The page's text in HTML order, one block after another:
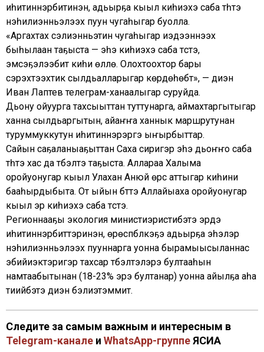
иһитиннэрбитинэн, адьырҕа кыыл киһиэхэ саба түһүүтэ
нэһилиэнньэлээх пуун чугаһыгар буолла.
«Аргахтах сэлиэнньэтин чугаһыгар иэдээннээх
быһылаан таҕыста — эһэ киһиэхэ саба түстэ,
эмсэҕэлээбит киһи өллө. Олохтоохтор бары
сэрэхтээхтик сылдьалларыгар көрдөһөбүт», — диэн
Иван Лаптев телеграм-ханаалыгар суруйда.
Дьону ойуурга тахсыыттан туттунарга, аймахтаргытыгар
ханна сылдьаргытын, айаҥҥа ханнык маршрутунан
туруммуккутун иһитиннэрэргэ ыҥырбыттар.
Сайын саҕаланыаҕыттан Саха сиригэр эһэ дьоҥҥо саба
түһүүтэ хас да түбэлтэ таҕыста. Аллараа Халыма
оройуонугар кыыл Улахан Анюй өрүс аттыгар киһини
бааһырдыбыта. От ыйын бүтүүтэ Аллайыаха оройуонугар
кыыл эр киһиэхэ саба түстэ.
Регионнааҕы экология министиэристибэтэ эрдэ
иһитиннэрбиттэринэн, өрөспүүбүлүкэҕэ адьырҕа эһэлэр
нэһилиэнньэлээх пууннарга уонна бырамыысыланнас
эбийиэктэригэр тахсар түбэлтэлэрэ бултааһын
намтаабытынан (18-23% эрэ бултанар) уонна айылҕа аһа
тиийбэтэ диэн бэлиэтэммит.
Следите за самым важным и интересным в
Telegram-канале и WhatsApp-группеЯСИА